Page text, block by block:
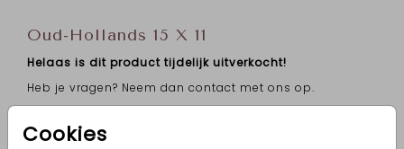
Cookies
Oud-Hollands 15 X 11
Helaas is dit product tijdelijk uitverkocht!
Heb je vragen? Neem dan contact met ons op.
OMSCHRIJVING